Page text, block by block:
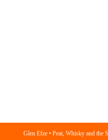
Glen Efze • Peat, Whisky and the